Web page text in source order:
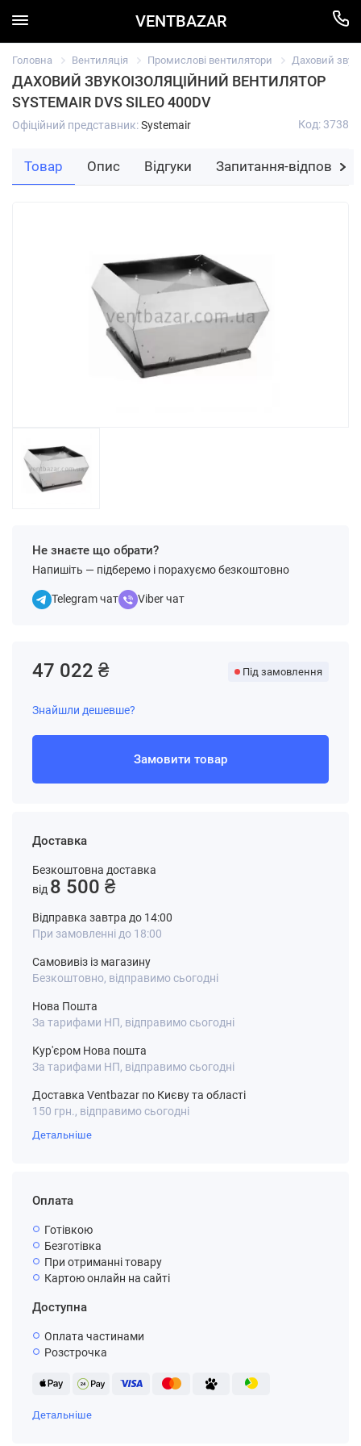
VENTBAZAR
Головна Вентиляція Промислові вентилятори Даховий
ДАХОВИЙ ЗВУКОІЗОЛЯЦІЙНИЙ ВЕНТИЛЯТОР
SYSTEMAIR DVS SILEO 400DV
Офіційний представник:Systemair Код: 3738
Не знаєте що обрати?
Напишіть — підберемо і порахуємо безкоштовно
Telegram чат Viber чат
Доставка
Безкоштовна доставка
від 8 500 ₴
Відправка завтра до 14:00
При замовленні до 18:00
Самовивіз із магазину
Безкоштовно, відправимо сьогодні
Нова Пошта
За тарифами НП, відправимо сьогодні
Кур'єром Нова пошта
За тарифами НП, відправимо сьогодні
Доставка Ventbazar по Києву та області
150 грн., відправимо сьогодні
Детальніше
Оплата
Готівкою
Безготівка
При отриманні товару
Картою онлайн на сайті
Доступна
Оплата частинами
Розстрочка
Детальніше
47 022 ₴ Під замовлення
Знайшли дешевше?
Замовити товар
Товар Опис Відгуки Запитання-відповідь